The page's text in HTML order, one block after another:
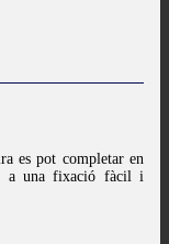
es pot completar en
a una fixació fàcil i